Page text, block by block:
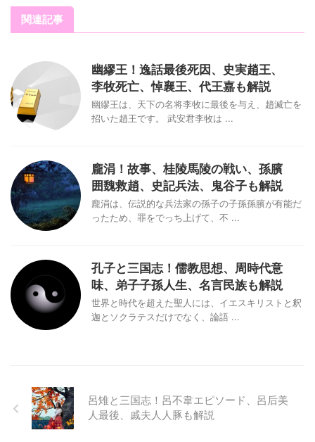
関連記事
幽繆王！逸話最後死因、史実趙王、
李牧死亡、悼襄王、代王嘉も解説
幽繆王は、天下の名将李牧に最後を与え、趙滅亡を
招いた趙王です。 武安君李牧は ...
龐涓！故事、桂陵馬陵の戦い、孫臏
囲魏救趙、史記兵法、鬼谷子も解説
龐涓は、伝説的な兵法家の孫子の子孫孫臏が有能だ
ったため、罪をでっち上げて、不 ...
孔子と三国志！儒教思想、周時代意
味、弟子子孫人生、名言民族も解説
世界と時代を超えた聖人には、イエスキリストと釈
迦とソクラテスだけでなく、論語 ...
呂雉と三国志！呂不韋エピソード、呂后美
人最後、戚夫人人豚も解説